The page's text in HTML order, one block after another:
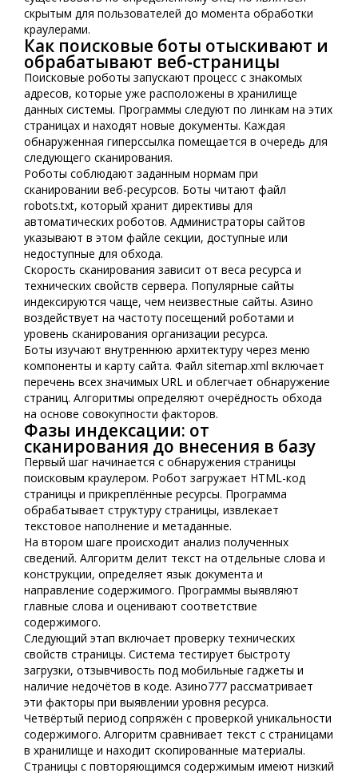
скрытым для пользователей до момента обработки
краулерами.
Как поисковые боты отыскивают и
обрабатывают веб‑страницы
Поисковые роботы запускают процесс с знакомых
адресов, которые уже расположены в хранилище
данных системы. Программы следуют по линкам на этих
страницах и находят новые документы. Каждая
обнаруженная гиперссылка помещается в очередь для
следующего сканирования.
Роботы соблюдают заданным нормам при
сканировании веб-ресурсов. Боты читают файл
robots.txt, который хранит директивы для
автоматических роботов. Администраторы сайтов
указывают в этом файле секции, доступные или
недоступные для обхода.
Скорость сканирования зависит от веса ресурса и
технических свойств сервера. Популярные сайты
индексируются чаще, чем неизвестные сайты. Азино
воздействует на частоту посещений роботами и
уровень сканирования организации ресурса.
Боты изучают внутреннюю архитектуру через меню
компоненты и карту сайта. Файл sitemap.xml включает
перечень всех значимых URL и облегчает обнаружение
страниц. Алгоритмы определяют очерёдность обхода
на основе совокупности факторов.
Фазы индексации: от
сканирования до внесения в базу
Первый шаг начинается с обнаружения страницы
поисковым краулером. Робот загружает HTML-код
страницы и прикреплённые ресурсы. Программа
обрабатывает структуру страницы, извлекает
текстовое наполнение и метаданные.
На втором шаге происходит анализ полученных
сведений. Алгоритм делит текст на отдельные слова и
конструкции, определяет язык документа и
направление содержимого. Программы выявляют
главные слова и оценивают соответствие
содержимого.
Следующий этап включает проверку технических
свойств страницы. Система тестирует быстроту
загрузки, отзывчивость под мобильные гаджеты и
наличие недочётов в коде. Азино777 рассматривает
эти факторы при выявлении уровня ресурса.
Четвёртый период сопряжён с проверкой уникальности
содержимого. Алгоритм сравнивает текст с страницами
в хранилище и находит скопированные материалы.
Страницы с повторяющимся содержимым имеют низкий